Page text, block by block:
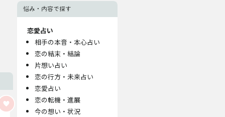
悩み・内容で探す
恋愛占い
相手の本音・本心占い
恋の結末・結論
片想い占い
恋の行方・未来占い
恋愛占い
恋の転機・進展
今の想い・状況